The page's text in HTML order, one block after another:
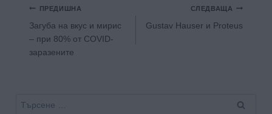
Навигация
ПРЕДИШНА
Загуба на вкус и мирис
– при 80% от COVID-
заразените
СЛЕДВАЩА
Gustav Hauser и Proteus
Търсене